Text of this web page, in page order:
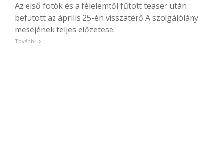
Az első fotók és a félelemtől fűtött teaser után
befutott az április 25-én visszatérő A szolgálólány
meséjének teljes előzetese.
Tovább